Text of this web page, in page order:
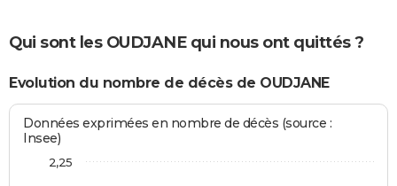
Qui sont les OUDJANE qui nous ont quittés ?
Evolution du nombre de décès de OUDJANE
Données exprimées en nombre de décès (source :
Insee)
2,25